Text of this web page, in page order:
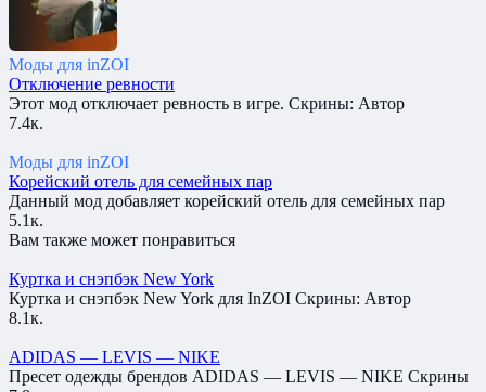
Моды для inZOI
Отключение ревности
Этот мод отключает ревность в игре. Скрины: Автор
7.4к.
Моды для inZOI
Корейский отель для семейных пар
Данный мод добавляет корейский отель для семейных пар
5.1к.
Вам также может понравиться
Куртка и снэпбэк New York
Куртка и снэпбэк New York для InZOI Скрины: Автор
8.1к.
ADIDAS — LEVIS — NIKE
Пресет одежды брендов ADIDAS — LEVIS — NIKE Скрины